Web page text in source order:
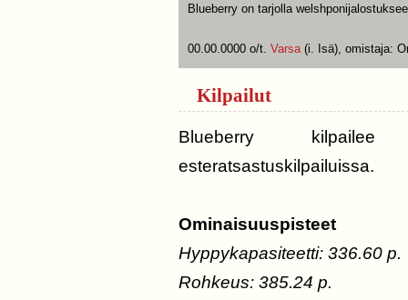
Blueberry on tarjolla
00.00.0000 o/t. Varsa (i. Isä), omistaja:
Kilpailut
Blueberry kilpailee
esteratsastuskilpailuissa.
Ominaisuuspisteet
Hyppykapasiteetti: 336.60 p.
Rohkeus: 385.24 p.